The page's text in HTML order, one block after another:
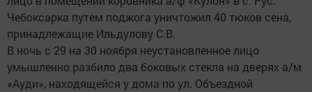
Чебоксарка путем поджога уничтожил 40 тюков сена,
принадлежащие Ильдулову С.В.
В ночь с 29 на 30 ноября неустановленное лицо
умышленно разбило два боковых стекла на дверях а/м
«Ауди», находящейся у дома по ул. Объездной